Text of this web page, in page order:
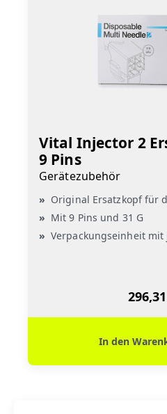
Vital Injector 2
9 Pins
Gerätezubehör
Original Ersatzkopf für
Mit 9 Pins und 31 G
Verpackungseinheit mit
In den